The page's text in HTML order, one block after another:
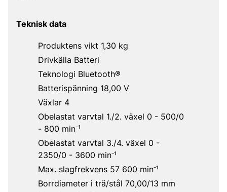
Teknisk data
Produktens vikt 1,30 kg
Drivkälla Batteri
Teknologi Bluetooth®
Batterispänning 18,00 V
Växlar 4
Obelastat varvtal 1./2. växel 0 - 500/0
- 800 min⁻¹
Obelastat varvtal 3./4. växel 0 -
2350/0 - 3600 min⁻¹
Max. slagfrekvens 57 600 min⁻¹
Borrdiameter i trä/stål 70,00/13 mm